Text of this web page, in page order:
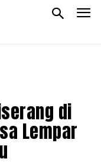
di
Lempar